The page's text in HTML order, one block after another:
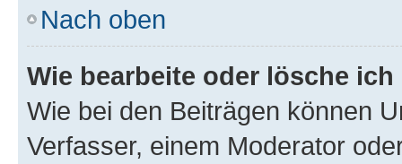
Nach oben
Wie bearbeite oder lösche
Wie bei den Beiträgen können
Verfasser, einem Moderator